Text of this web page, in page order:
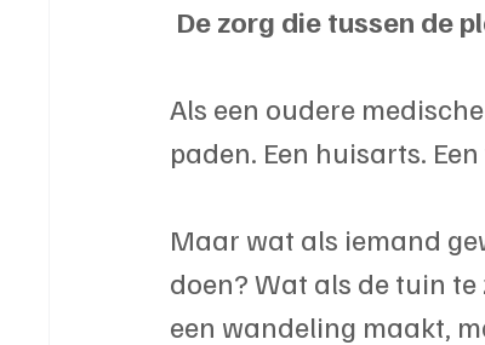
De zorg die tussen de
Als een oudere
paden. Een huisarts.
Maar wat als iemand
doen? Wat als de tuin
een wandeling maakt,